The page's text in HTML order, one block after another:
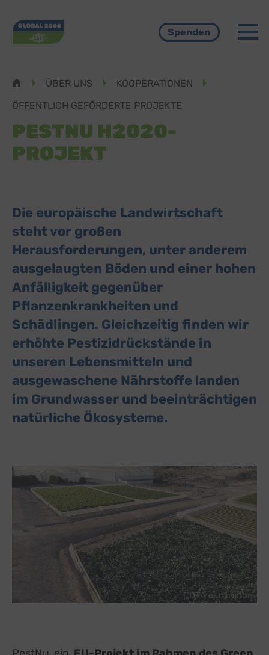
Spenden
ÜBER UNS
KOOPERATIONEN
ÖFFENTLICH GEFÖRDERTE PROJEKTE
PESTNU H2020-
PROJEKT
Die europäische Landwirtschaft
steht vor großen
Herausforderungen, unter anderem
ausgelaugten Böden und einer hohen
Anfälligkeit gegenüber
Pflanzenkrankheiten und
Schädlingen. Gleichzeitig finden wir
erhöhte Pestizidrückstände in
unseren Lebensmitteln und
ausgewaschene Nährstoffe landen
im Grundwasser und beeinträchtigen
natürliche Ökosysteme.
CDTA el mirador